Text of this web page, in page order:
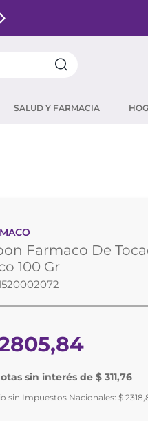
SALUD Y FARMACIA
Farmaco De
100 Gr
,84
sin interés de $ 311,76
sin Impuestos Nacionales:$ 2318,